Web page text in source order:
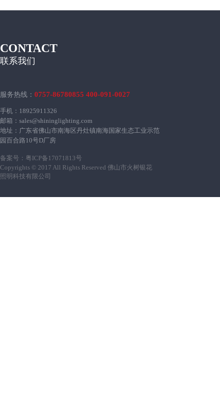
CONTACT
联系我们
服务热线： 0757-86780855 400-091-0027
手机：18925911326
邮箱：sales@shininglighting.com
地址：广东省佛山市南海区丹灶镇南海国家生态工业示范
园百合路10号D厂房
备案号： 粤ICP备17071813号
Copyrights © 2017 All Rights Reserved 佛山市火树银花
照明科技有限公司